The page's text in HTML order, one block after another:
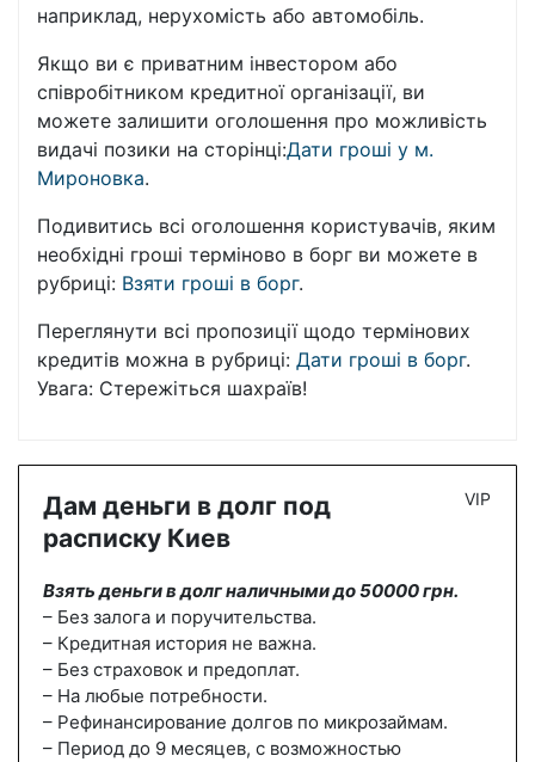
наприклад, нерухомість або автомобіль.
Якщо ви є приватним інвестором або
співробітником кредитної організації, ви
можете залишити оголошення про можливість
видачі позики на сторінці:Дати гроші у м.
Мироновка.
Подивитись всі оголошення користувачів, яким
необхідні гроші терміново в борг ви можете в
рубриці: Взяти гроші в борг.
Переглянути всі пропозиції щодо термінових
кредитів можна в рубриці: Дати гроші в борг.
Увага: Стережіться шахраїв!
Дам деньги в долг под
расписку Киев
Взять деньги в долг наличными до 50000 грн.
– Без залога и поручительства.
– Кредитная история не важна.
– Без страховок и предоплат.
– На любые потребности.
– Рефинансирование долгов по микрозаймам.
– Период до 9 месяцев, с возможностью
VIP